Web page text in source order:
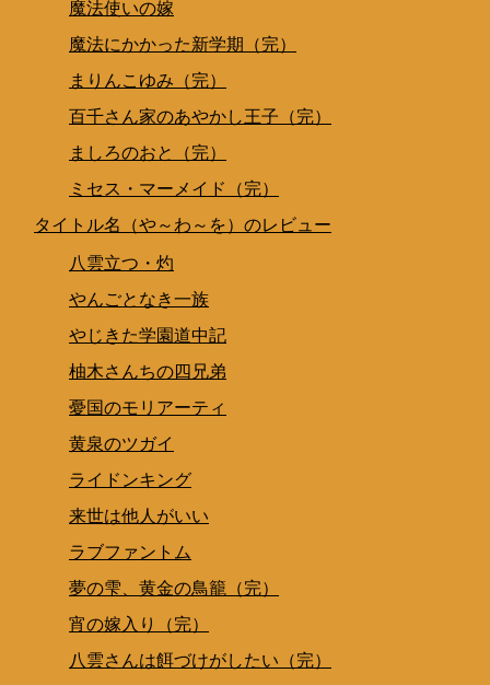
魔法使いの嫁
魔法にかかった新学期（完）
まりんこゆみ（完）
百千さん家のあやかし王子（完）
ましろのおと（完）
ミセス・マーメイド（完）
タイトル名（や～わ～を）のレビュー
八雲立つ・灼
やんごとなき一族
やじきた学園道中記
柚木さんちの四兄弟
憂国のモリアーティ
黄泉のツガイ
ライドンキング
来世は他人がいい
ラブファントム
夢の雫、黄金の鳥籠（完）
宵の嫁入り（完）
八雲さんは餌づけがしたい（完）